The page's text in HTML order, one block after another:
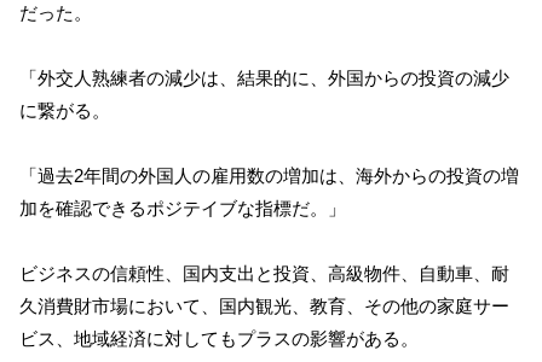
だった。
「外交人熟練者の減少は、結果的に、外国からの投資の減少
に繋がる。
「過去2年間の外国人の雇用数の増加は、海外からの投資の増
加を確認できるポジテイブな指標だ。」
ビジネスの信頼性、国内支出と投資、高級物件、自動車、耐
久消費財市場において、国内観光、教育、その他の家庭サー
ビス、地域経済に対してもプラスの影響がある。